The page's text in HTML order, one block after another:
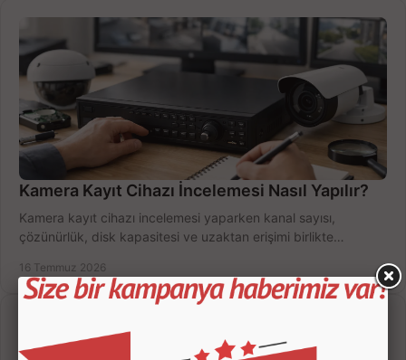
Kamera Kayıt Cihazı İncelemesi Nasıl Yapılır?
Kamera kayıt cihazı incelemesi yaparken kanal sayısı,
çözünürlük, disk kapasitesi ve uzaktan erişimi birlikte
16 Temmuz 2026